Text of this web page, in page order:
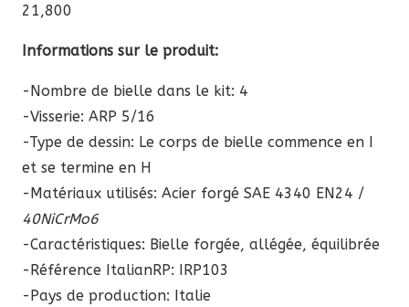
21,800
Informations sur le produit:
-Nombre de bielle dans le kit: 4
-Visserie: ARP 5/16
-Type de dessin: Le corps de bielle commence en I
et se termine en H
-Matériaux utilisés: Acier forgé SAE 4340 EN24 /
40NiCrMo6
-Caractéristiques: Bielle forgée, allégée, équilibrée
-Référence ItalianRP: IRP103
-Pays de production: Italie